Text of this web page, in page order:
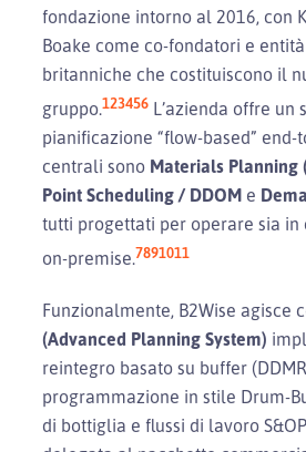
fondazione intorno al 2016, con
Boake come co-fondatori e
britanniche che costituiscono il
gruppo.123456 L’azienda offre un
pianificazione “flow-based”
centrali sono Materials Planning
Point Scheduling / DDOM e
tutti progettati per operare sia in
on-premise.7891011
Funzionalmente, B2Wise agisce
(Advanced Planning System)
reintegro basato su buffer
programmazione in stile Drum-
di bottiglia e flussi di lavoro